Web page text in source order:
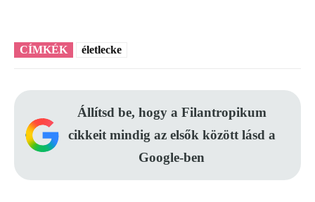
CÍMKÉK életlecke
Állítsd be, hogy a Filantropikum
cikkeit mindig az elsők között lásd a
Google-ben